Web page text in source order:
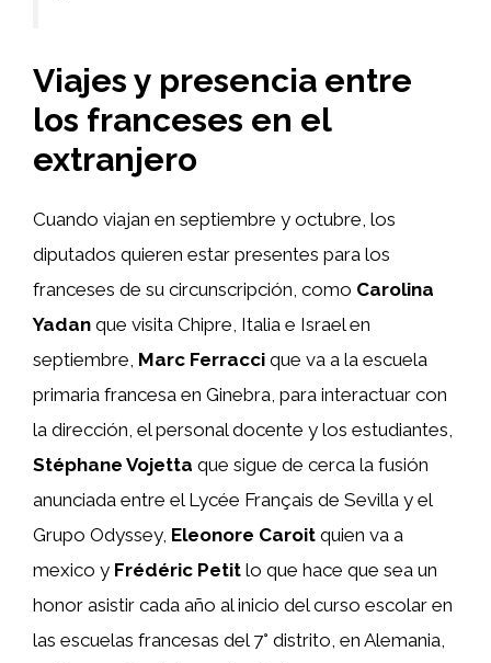
Viajes y presencia entre
los franceses en el
extranjero
Cuando viajan en septiembre y octubre, los
diputados quieren estar presentes para los
franceses de su circunscripción, como Carolina
Yadan que visita Chipre, Italia e Israel en
septiembre, Marc Ferracci que va a la escuela
primaria francesa en Ginebra, para interactuar con
la dirección, el personal docente y los estudiantes,
Stéphane Vojetta que sigue de cerca la fusión
anunciada entre el Lycée Français de Sevilla y el
Grupo Odyssey, Eleonore Caroit quien va a
mexico y Frédéric Petit lo que hace que sea un
honor asistir cada año al inicio del curso escolar en
las escuelas francesas del 7° distrito, en Alemania,